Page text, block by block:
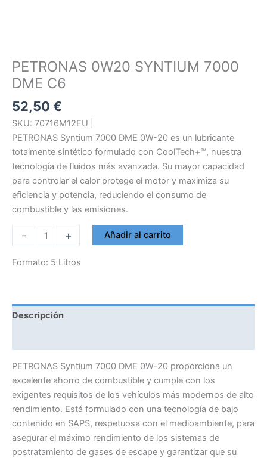
PETRONAS 0W20 SYNTIUM 7000
DME C6
52,50 €
SKU: 70716M12EU |
PETRONAS Syntium 7000 DME 0W-20 es un lubricante
totalmente sintético formulado con CoolTech+™, nuestra
tecnología de fluidos más avanzada. Su mayor capacidad
para controlar el calor protege el motor y maximiza su
eficiencia y potencia, reduciendo el consumo de
combustible y las emisiones.
-
PETRONAS
0W20
SYNTIUM
C6
cantidad
+ Añadir al carrito
Formato: 5 Litros
Descripción
PETRONAS Syntium 7000 DME 0W-20 proporciona un
excelente ahorro de combustible y cumple con los
exigentes requisitos de los vehículos más modernos de alto
rendimiento. Está formulado con una tecnología de bajo
contenido en SAPS, respetuosa con el medioambiente, para
asegurar el máximo rendimiento de los sistemas de
postratamiento de gases de escape y garantizar que su